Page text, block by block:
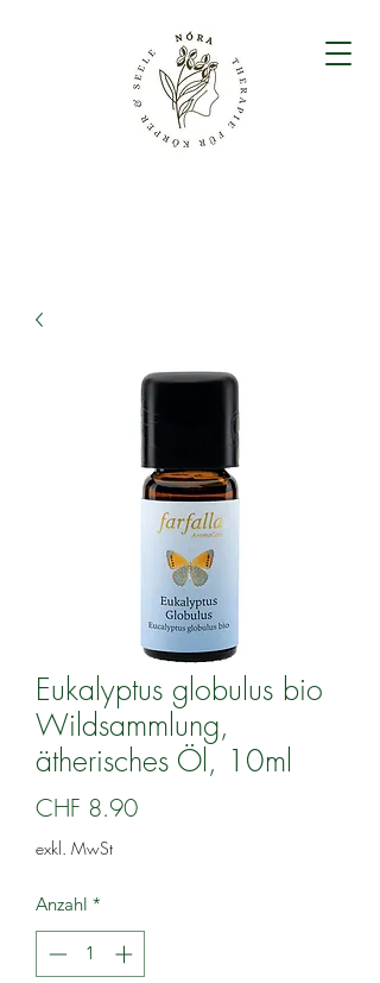
Eukalyptus globulus bio
Wildsammlung,
ätherisches Öl, 10ml
CHF 8.90Preis
exkl. MwSt
Anzahl *